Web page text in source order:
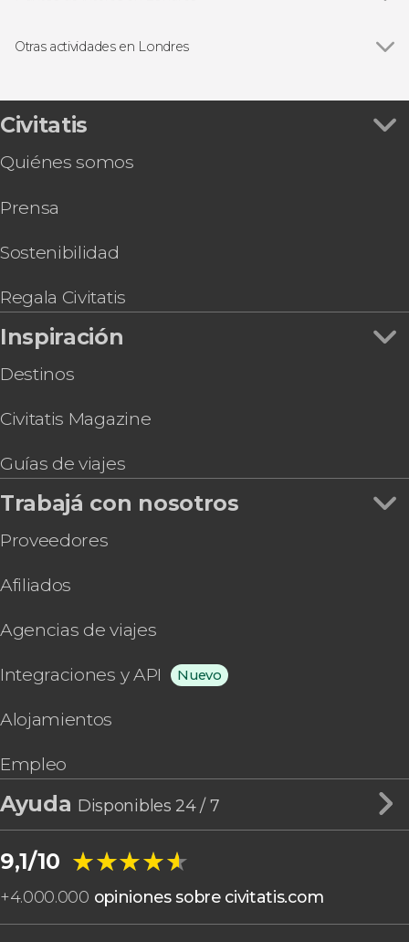
Palacio de Buckingham
London Eye
Torre de Londres
Catedral de San Pablo
Otras actividades en Londres
Ruta de Harry Potter por el centro de Londres
Visita guiada por el Museo de Historia Natural
Tour por Stamford Bridge, el estadio del Chelsea
Tour del Emirates Stadium
Entradas al Madame Tussauds de Londres
dulce
Entradas para The View from The Shard
Civitatis
Quiénes somos
Prensa
Sostenibilidad
Regala Civitatis
Inspiración
Destinos
Civitatis Magazine
Guías de viajes
Trabajá con nosotros
Proveedores
Afiliados
Agencias de viajes
Integraciones y API Nuevo
Alojamientos
Empleo
Ayuda Disponibles 24 / 7
9,1/10 ★★★★★
★★★★★
+4.000.000 opiniones sobre civitatis.com